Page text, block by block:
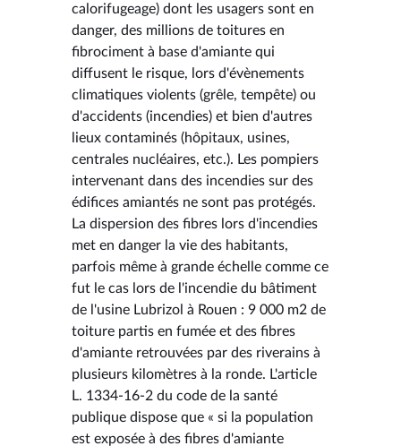
calorifugeage) dont les usagers sont en
danger, des millions de toitures en
fibrociment à base d'amiante qui
diffusent le risque, lors d'évènements
climatiques violents (grêle, tempête) ou
d'accidents (incendies) et bien d'autres
lieux contaminés (hôpitaux, usines,
centrales nucléaires, etc.). Les pompiers
intervenant dans des incendies sur des
édifices amiantés ne sont pas protégés.
La dispersion des fibres lors d'incendies
met en danger la vie des habitants,
parfois même à grande échelle comme ce
fut le cas lors de l'incendie du bâtiment
de l'usine Lubrizol à Rouen : 9 000 m2 de
toiture partis en fumée et des fibres
d'amiante retrouvées par des riverains à
plusieurs kilomètres à la ronde. L'article
L. 1334-16-2 du code de la santé
publique dispose que « si la population
est exposée à des fibres d'amiante